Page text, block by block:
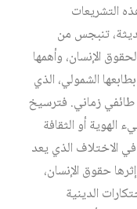
التشريعات
تنبجس من
الإنسان، وأهمها
الشمولي، الذي
زماني. فترسيخ
الهوية أو الثقافة
في الاختلاف الذي يعد
حقوق الإنسان،
الدينية